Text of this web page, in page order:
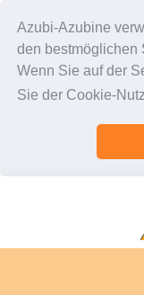
Azubi-Azubine
den bestmöglichen
Wenn Sie auf der
Sie der Cookie-